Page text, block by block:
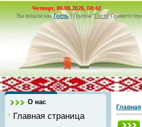
Четверг, 06.08.2026, 08:42
Вы вошли как Гость|Группа"Гости"
О нас
Главная страница
Главная